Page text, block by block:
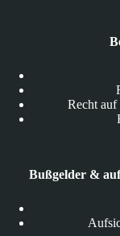
Recht auf
Bußgelder &